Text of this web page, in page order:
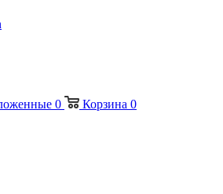
0 Корзина 0